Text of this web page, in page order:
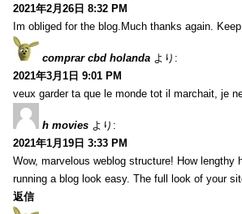
2021年2月26日 8:32 PM
Im obliged for the blog.Much thanks again. Keep
comprar cbd holanda より:
2021年3月1日 9:01 PM
veux garder ta que le monde tot il marchait, je
h movies より:
2021年1月19日 3:33 PM
Wow, marvelous weblog structure! How lengthy
running a blog look easy. The full look of your
返信